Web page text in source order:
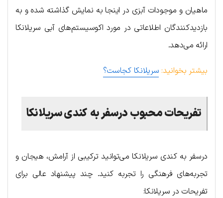
ماهیان و موجودات آبزی در اینجا به نمایش گذاشته شده و به
بازدیدکنندگان اطلاعاتی در مورد اکوسیستم‌های آبی سریلانکا
ارائه می‌دهد.
بیشتر بخوانید: سریلانکا کجاست؟
تفریحاتمحبوبدرسفر به کندی سریلانکا
درسفر به کندی سریلانکا می‌توانید ترکیبی از آرامش، هیجان و
تجربه‌های فرهنگی را تجربه کنید. چند پیشنهاد عالی برای
تفریحات در سریلانکا: